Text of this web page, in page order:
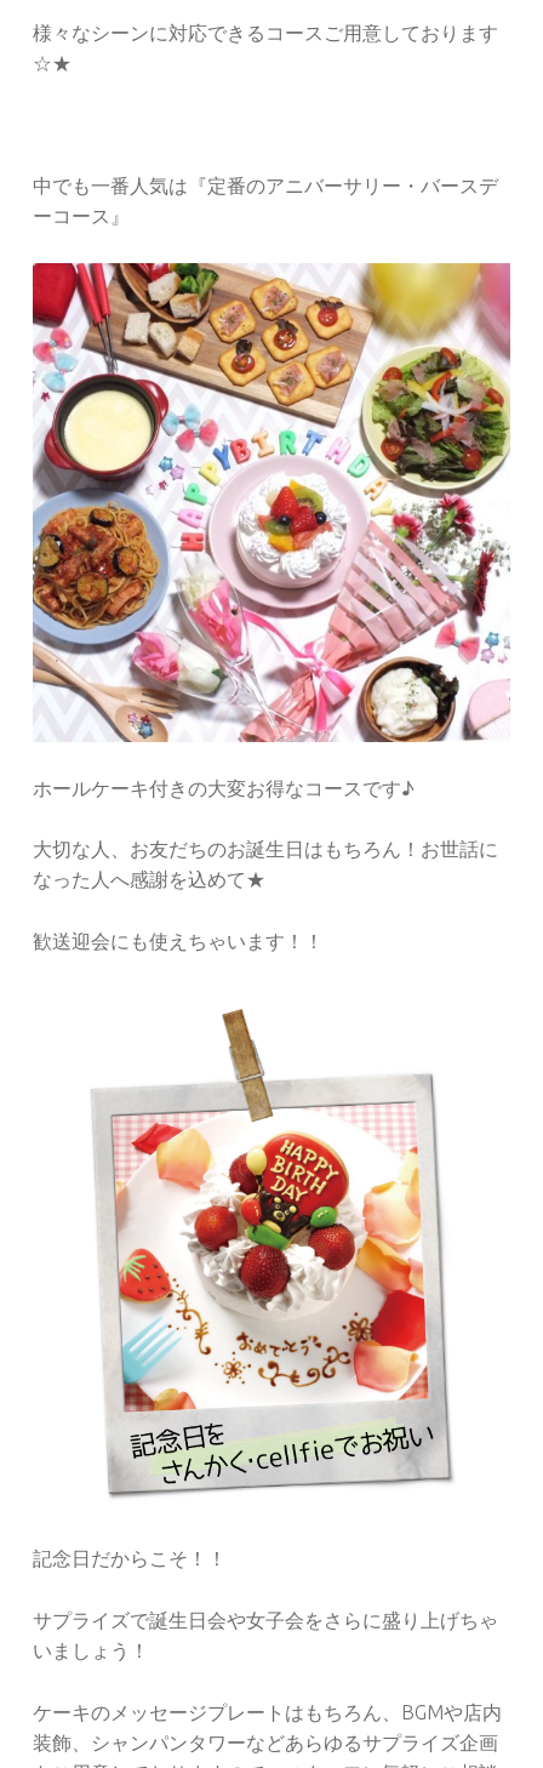
様々なシーンに対応できるコースご用意しております
☆★
中でも一番人気は『定番のアニバーサリー・バースデ
ーコース』
ホールケーキ付きの大変お得なコースです♪
大切な人、お友だちのお誕生日はもちろん！お世話に
なった人へ感謝を込めて★
歓送迎会にも使えちゃいます！！
記念日だからこそ！！
サプライズで誕生日会や女子会をさらに盛り上げちゃ
いましょう！
ケーキのメッセージプレートはもちろん、BGMや店内
装飾、シャンパンタワーなどあらゆるサプライズ企画